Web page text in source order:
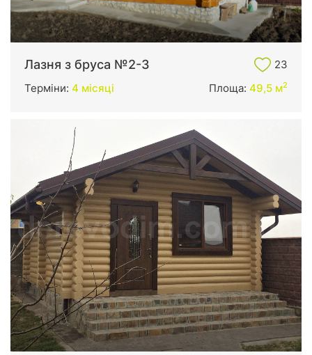
Лазня з бруса №2-3
23
Терміни: 4 місяці Площа: 49,5 м2